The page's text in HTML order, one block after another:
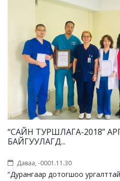
“САЙН ТУРШЛАГА-2018”
БАЙГУУЛАГД...
Даваа, -0001.11.30
“Дурангаар дотогшоо